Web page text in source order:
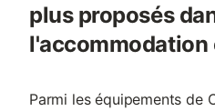
plus proposés
l'accommodation
Parmi les équipements de